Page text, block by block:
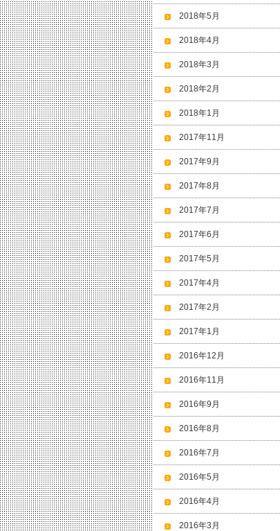
2018年5月
2018年4月
2018年3月
2018年2月
2018年1月
2017年11月
2017年9月
2017年8月
2017年7月
2017年6月
2017年5月
2017年4月
2017年2月
2017年1月
2016年12月
2016年11月
2016年9月
2016年8月
2016年7月
2016年5月
2016年4月
2016年3月